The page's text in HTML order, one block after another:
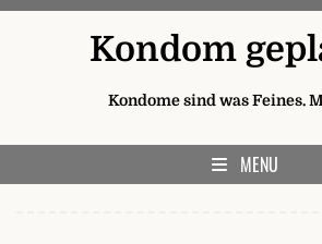
Kondom
Kondome sind was Feines.
MENU